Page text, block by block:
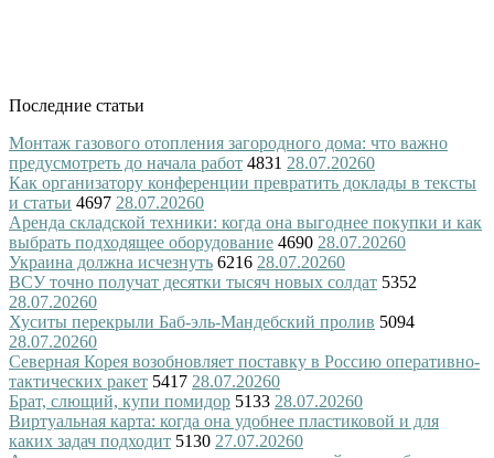
Последние статьи
Монтаж газового отопления загородного дома: что важно
предусмотреть до начала работ 4831 28.07.20260
Как организатору конференции превратить доклады в тексты
и статьи 4697 28.07.20260
Аренда складской техники: когда она выгоднее покупки и как
выбрать подходящее оборудование 4690 28.07.20260
Украина должна исчезнуть 6216 28.07.20260
ВСУ точно получат десятки тысяч новых солдат 5352
28.07.20260
Хуситы перекрыли Баб-эль-Мандебский пролив 5094
28.07.20260
Северная Корея возобновляет поставку в Россию оперативно-
тактических ракет 5417 28.07.20260
Брат, слющий, купи помидор 5133 28.07.20260
Виртуальная карта: когда она удобнее пластиковой и для
каких задач подходит 5130 27.07.20260